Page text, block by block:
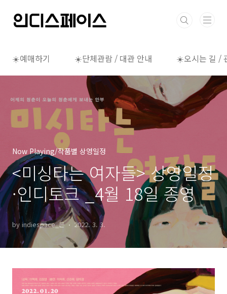
☀️예매하기 ☀️단체관람 / 대관 안내 ☀️오시는 길 /
Now Playing/작품별 상영일정
<미싱타는 여자들> 상영일정
·인디토크 _4월 18일 종영
by indiespace_은 2022. 3. 3.